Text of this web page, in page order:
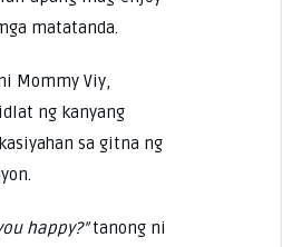
matatanda.
Mommy Viy,
ng kanyang
sa gitna ng
happy?”tanong ni